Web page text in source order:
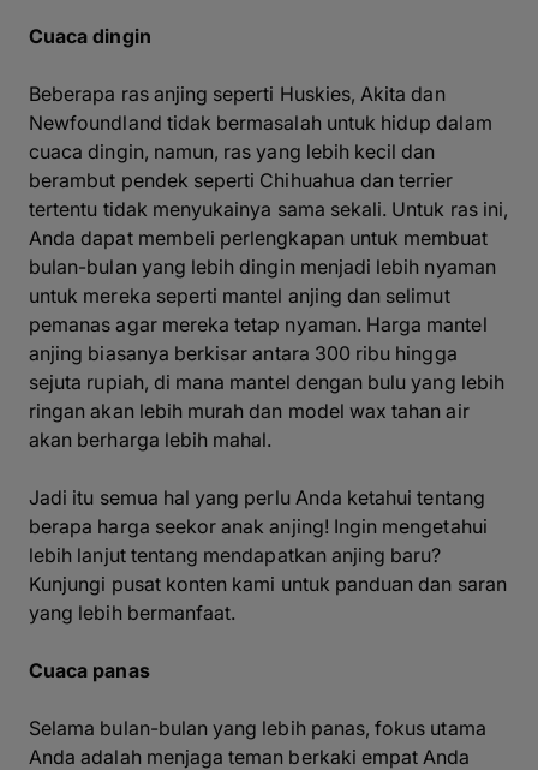
Cuaca dingin
Beberapa ras anjing seperti Huskies, Akita dan
Newfoundland tidak bermasalah untuk hidup dalam
cuaca dingin, namun, ras yang lebih kecil dan
berambut pendek seperti Chihuahua dan terrier
tertentu tidak menyukainya sama sekali. Untuk ras ini,
Anda dapat membeli perlengkapan untuk membuat
bulan-bulan yang lebih dingin menjadi lebih nyaman
untuk mereka seperti mantel anjing dan selimut
pemanas agar mereka tetap nyaman. Harga mantel
anjing biasanya berkisar antara 300 ribu hingga
sejuta rupiah, di mana mantel dengan bulu yang lebih
ringan akan lebih murah dan model wax tahan air
akan berharga lebih mahal.
Jadi itu semua hal yang perlu Anda ketahui tentang
berapa harga seekor anak anjing! Ingin mengetahui
lebih lanjut tentang mendapatkan anjing baru?
Kunjungi pusat konten kami untuk panduan dan saran
yang lebih bermanfaat.
Cuaca panas
Selama bulan-bulan yang lebih panas, fokus utama
Anda adalah menjaga teman berkaki empat Anda